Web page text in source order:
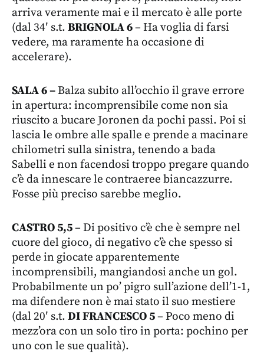
arriva veramente mai e il mercato è alle porte
(dal 34′ s.t. BRIGNOLA 6– Ha voglia di farsi
vedere, ma raramente ha occasione di
accelerare).
SALA 6 –Balza subito all’occhio il grave errore
in apertura: incomprensibile come non sia
riuscito a bucare Joronen da pochi passi. Poi si
lascia le ombre alle spalle e prende a macinare
chilometri sulla sinistra, tenendo a bada
Sabelli e non facendosi troppo pregare quando
c’è da innescare le contraeree biancazzurre.
Fosse più preciso sarebbe meglio.
CASTRO 5,5– Di positivo c’è che è sempre nel
cuore del gioco, di negativo c’è che spesso si
perde in giocate apparentemente
incomprensibili, mangiandosi anche un gol.
Probabilmente un po’ pigro sull’azione dell’1-1,
ma difendere non è mai stato il suo mestiere
(dal 20′ s.t. DI FRANCESCO 5– Poco meno di
mezz’ora con un solo tiro in porta: pochino per
uno con le sue qualità).